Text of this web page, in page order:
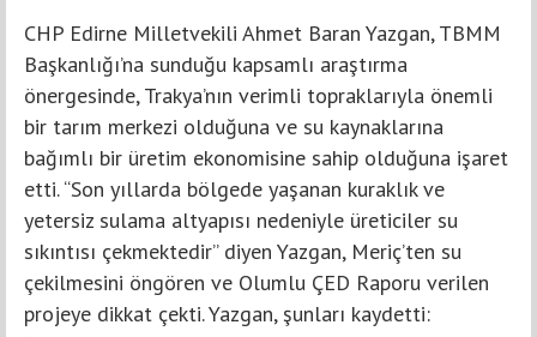
CHP Edirne Milletvekili Ahmet Baran Yazgan, TBMM
Başkanlığı’na sunduğu kapsamlı araştırma
önergesinde, Trakya’nın verimli topraklarıyla önemli
bir tarım merkezi olduğuna ve su kaynaklarına
bağımlı bir üretim ekonomisine sahip olduğuna işaret
etti. “Son yıllarda bölgede yaşanan kuraklık ve
yetersiz sulama altyapısı nedeniyle üreticiler su
sıkıntısı çekmektedir” diyen Yazgan, Meriç’ten su
çekilmesini öngören ve Olumlu ÇED Raporu verilen
projeye dikkat çekti. Yazgan, şunları kaydetti: